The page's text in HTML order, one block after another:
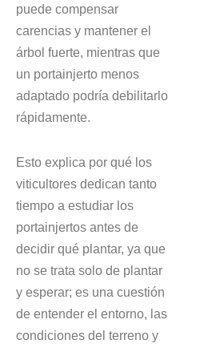
puede compensar
carencias y mantener el
árbol fuerte, mientras que
un portainjerto menos
adaptado podría debilitarlo
rápidamente.
Esto explica por qué los
viticultores dedican tanto
tiempo a estudiar los
portainjertos antes de
decidir qué plantar, ya que
no se trata solo de plantar
y esperar; es una cuestión
de entender el entorno, las
condiciones del terreno y